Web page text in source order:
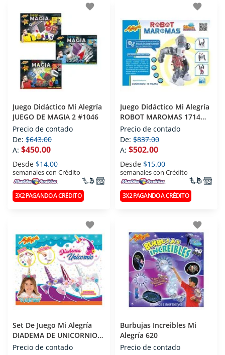
favorite
Juego Didáctico Mi Alegría
JUEGO DE MAGIA 2 #1046
Precio de contado
De: $643.00
A: $450.00
Desde $14.00
semanales con Crédito
3X2 PAGANDO A CRÉDITO
favorite
Juego Didáctico Mi Alegría
ROBOT MAROMAS 1714
PLATEADO
Precio de contado
De: $837.00
A: $502.00
Desde $15.00
semanales con Crédito
3X2 PAGANDO A CRÉDITO
favorite
Set De Juego Mi Alegría
DIADEMA DE UNICORNIO
1952
Precio de contado
favorite
Burbujas Increibles Mi
Alegría 620
Precio de contado